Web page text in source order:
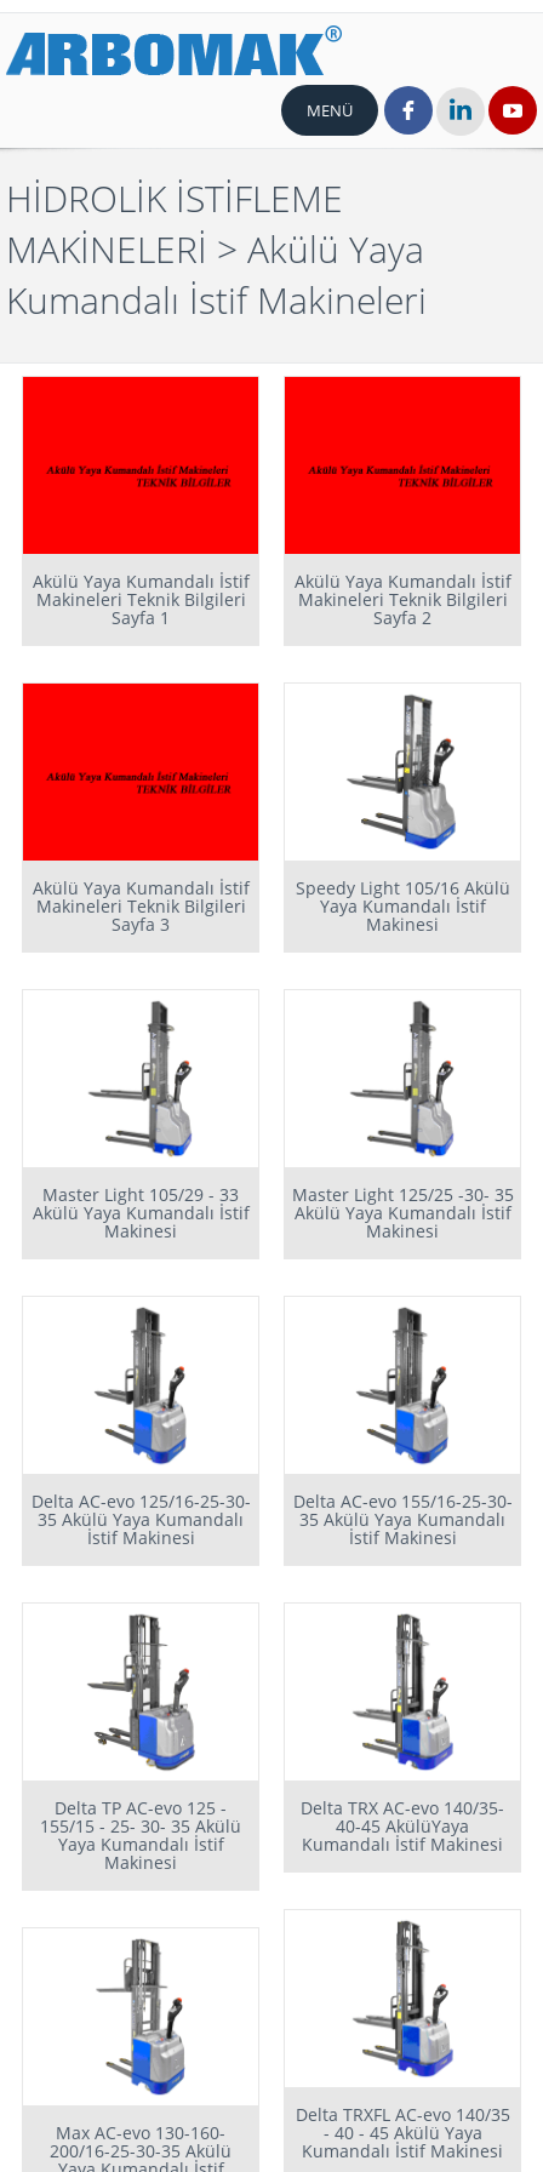
MENÜ
HİDROLİK İSTİFLEME
MAKİNELERİ > Akülü Yaya
Kumandalı İstif Makineleri
Akülü Yaya Kumandalı İstif
Makineleri Teknik Bilgileri
Sayfa 1
Akülü Yaya Kumandalı İstif
Makineleri Teknik Bilgileri
Sayfa 2
Akülü Yaya Kumandalı İstif
Makineleri Teknik Bilgileri
Sayfa 3
Speedy Light 105/16 Akülü
Yaya Kumandalı İstif
Makinesi
Master Light 105/29 - 33
Akülü Yaya Kumandalı İstif
Makinesi
Master Light 125/25 -30- 35
Akülü Yaya Kumandalı İstif
Makinesi
Delta AC-evo 125/16-25-30-
35 Akülü Yaya Kumandalı
İstif Makinesi
Delta AC-evo 155/16-25-30-
35 Akülü Yaya Kumandalı
İstif Makinesi
Delta TP AC-evo 125 -
155/15 - 25- 30- 35 Akülü
Yaya Kumandalı İstif
Makinesi
Delta TRX AC-evo 140/35-
40-45 AkülüYaya
Kumandalı İstif Makinesi
Delta TRXFL AC-evo 140/35
- 40 - 45 Akülü Yaya
Kumandalı İstif Makinesi
Max AC-evo 130-160-
200/16-25-30-35 Akülü